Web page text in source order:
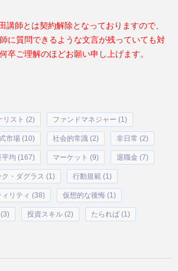
講師とは契約解除となっておりますので、
に質問できるような文言が残っていても対
卒ご理解のほどお願い申し上げます。
リスト (2) ファンドマネジャー (1)
市場 (10) 社会的常識 (2) 非日常 (2)
平均 (167) マーケット (9) 退職金 (7)
ク・ダグラス (1) 行動規範 (1)
ィリティ (38) 仮想的な後悔 (1)
投資スキル (2) たられば (1)